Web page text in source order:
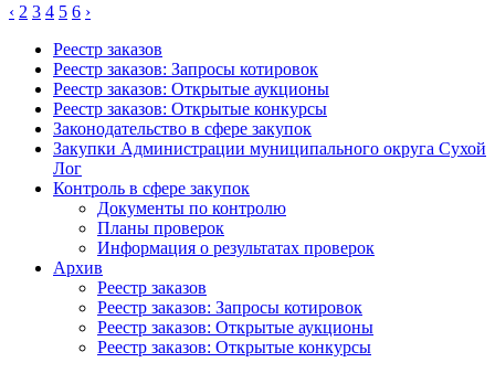
‹ 2 3 4 5 6 ›
Реестр заказов
Реестр заказов: Запросы котировок
Реестр заказов: Открытые аукционы
Реестр заказов: Открытые конкурсы
Законодательство в сфере закупок
Закупки Администрации муниципального округа Сухой
Лог
Контроль в сфере закупок
Документы по контролю
Планы проверок
Информация о результатах проверок
Архив
Реестр заказов
Реестр заказов: Запросы котировок
Реестр заказов: Открытые аукционы
Реестр заказов: Открытые конкурсы